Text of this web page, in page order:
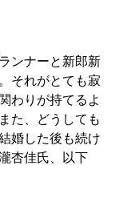
ンナーと新郎新
それがとても寂
わりが持てるよ
た、どうしても
婚した後も続け
杏佳氏、以下